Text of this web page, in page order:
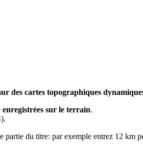
des cartes topographiques
enregistrées sur le terrain.
partie du titre: par exemple entrez 12